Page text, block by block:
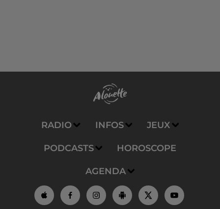
RADIO INFOS JEUX
PODCASTS HOROSCOPE
AGENDA